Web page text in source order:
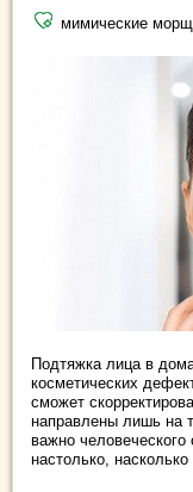
мимические
Подтяжка лица в
косметических
сможет
направлены лишь на
важно человеческого
настолько,